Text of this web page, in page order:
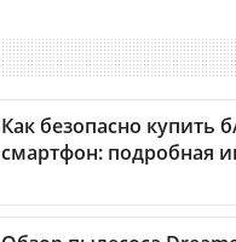
Как безопасно купить
смартфон: подробная